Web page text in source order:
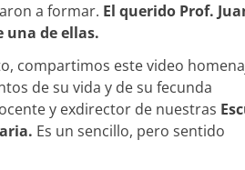
a formar. El querido Prof.
una de ellas.
compartimos este video
de su vida y de su fecunda
y exdirector de nuestras
Es un sencillo, pero sentido